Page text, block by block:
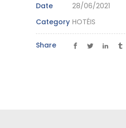
Date
28/06/2021
Category HOTÉIS
Share